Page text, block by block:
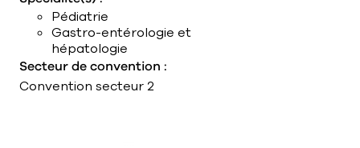
Pédiatrie
Gastro-entérologie et
hépatologie
Secteur de convention :
Convention secteur 2